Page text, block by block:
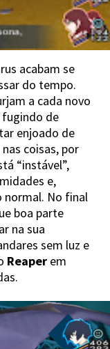
acabam se
do tempo.
a cada novo
fugindo de
enjoado de
coisas, por
“instável”,
e,
normal. No final
boa parte
na sua
sem luz e
Reaper em